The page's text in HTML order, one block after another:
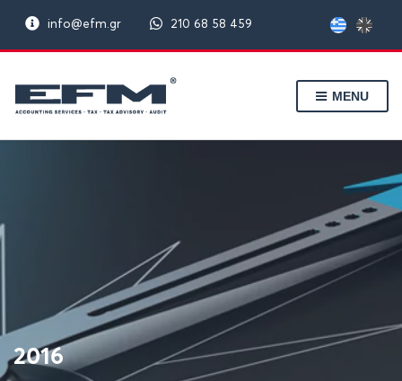
info@efm.gr 210 68 58 459
MENU
2016